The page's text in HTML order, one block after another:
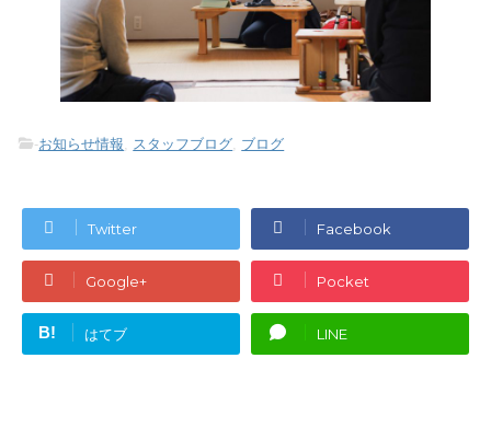
-お知らせ情報, スタッフブログ, ブログ
Twitter Facebook
Google+ Pocket
B! はてブ LINE